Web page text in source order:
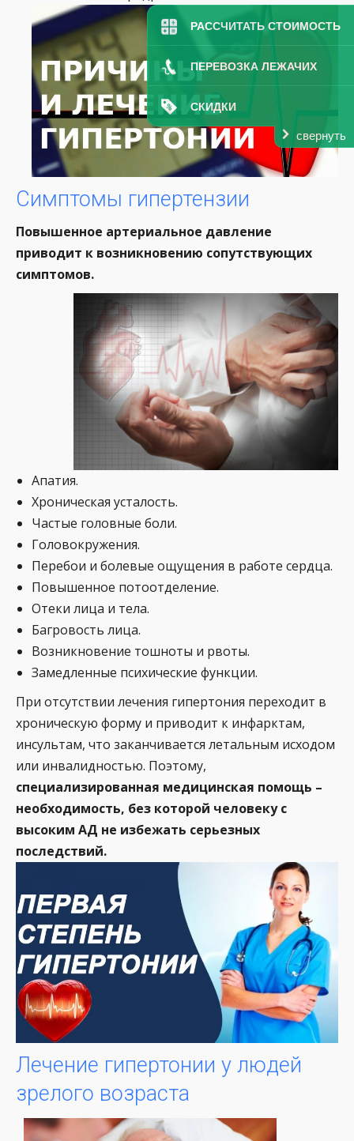
РАССЧИТАТЬ СТОИМОСТЬ
ПЕРЕВОЗКА ЛЕЖАЧИХ
СКИДКИ
свернуть
Симптомы гипертензии
Повышенное артериальное давление
приводит к возникновению сопутствующих
симптомов.
Апатия.
Хроническая усталость.
Частые головные боли.
Головокружения.
Перебои и болевые ощущения в работе сердца.
Повышенное потоотделение.
Отеки лица и тела.
Багровость лица.
Возникновение тошноты и рвоты.
Замедленные психические функции.
При отсутствии лечения гипертония переходит в
хроническую форму и приводит к инфарктам,
инсультам, что заканчивается летальным исходом
или инвалидностью. Поэтому,
специализированная медицинская помощь –
необходимость, без которой человеку с
высоким АД не избежать серьезных
последствий.
Лечение гипертонии у людей
зрелого возраста